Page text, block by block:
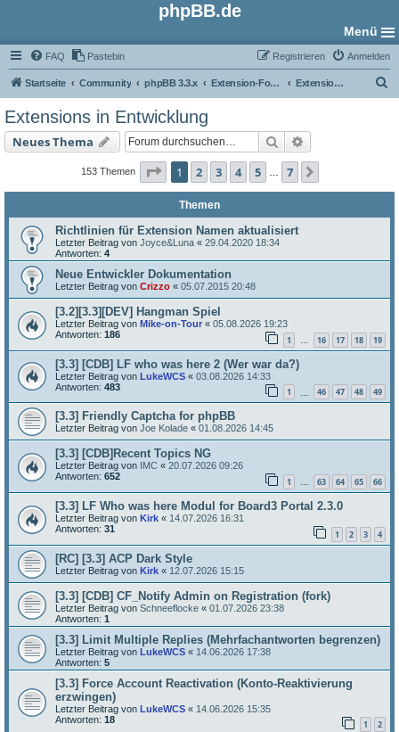
phpBB.de
Menü
FAQ Pastebin Anmelden
Registrieren
Startseite Community phpBB 3.3.x Extension-Foren Extensions in Entwicklung
Extensions in Entwicklung
Neues Thema Suche
153 Themen Seite 1von
1 2 3 4 5 7
Themen
Richtlinien für Extension Namen aktualisiert
Letzter Beitrag von Joyce&Luna « 29.04.2020 18:34
Antworten: 4
Neue Entwickler Dokumentation
Letzter Beitrag von Crizzo « 05.07.2015 20:48
[3.2][3.3][DEV] Hangman Spiel
Letzter Beitrag von Mike-on-Tour « 05.08.2026 19:23
Antworten: 186 1 … 16 17 18 19
[3.3] [CDB] LF who was here 2 (Wer war da?)
Letzter Beitrag von LukeWCS « 03.08.2026 14:33
Antworten: 483 1 46 47 48 49
[3.3] Friendly Captcha for phpBB
Letzter Beitrag von Joe Kolade « 01.08.2026 14:45
[3.3] [CDB]Recent Topics NG
Letzter Beitrag von IMC « 20.07.2026 09:26
Antworten: 652 1 … 63 64 65 66
[3.3] LF Who was here Modul for Board3 Portal 2.3.0
Letzter Beitrag von Kirk « 14.07.2026 16:31
Antworten: 31 1 2 3 4
[RC] [3.3] ACP Dark Style
Letzter Beitrag von Kirk « 12.07.2026 15:15
[3.3] [CDB] CF_Notify Admin on Registration (fork)
Letzter Beitrag von Schneeflocke « 01.07.2026 23:38
Antworten: 1
[3.3] Limit Multiple Replies (Mehrfachantworten begrenzen)
Letzter Beitrag von LukeWCS « 14.06.2026 17:38
Antworten: 5
[3.3] Force Account Reactivation (Konto-Reaktivierung
erzwingen)
Letzter Beitrag von LukeWCS « 14.06.2026 15:35
Antworten: 18 1 2